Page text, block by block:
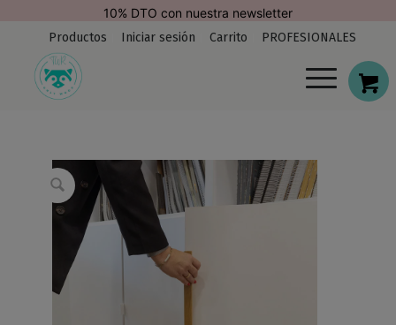
10% DTO con nuestra newsletter
Productos
Iniciar sesión Carrito PROFESIONALES
modal-check